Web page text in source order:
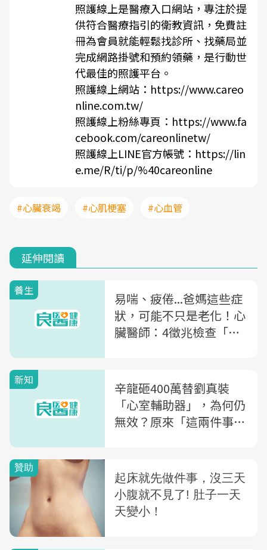
照護線上是醫療入口網站，專注於提
供符合醫療指引的衛教資訊，免費註
冊為會員就能輕鬆找診所、找藥局並
完成網路掛號和預約領藥，是行動世
代最佳的照護平台。
照護線上網站： https://www.careo
nline.com.tw/
照護線上粉絲專頁： https://www.fa
cebook.com/careonlinetw/
照護線上LINE官方帳號： https://lin
e.me/R/ti/p/%40careonline
#心臟衰竭 #心肌梗塞 #心血管
延伸閱讀
養生
易喘、疲倦...爸媽這些症
狀，可能不只是老化！心
臟醫師：4徵兆檢查「心
新知
辛龍砸400萬替劉真裝
「心室輔助器」，為何仍
無效？原來「這兩件事」